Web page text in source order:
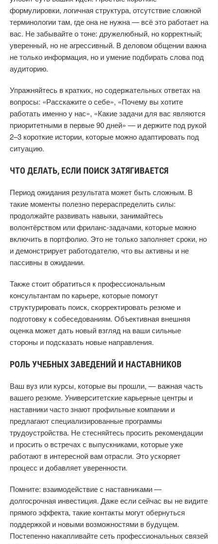
формулировки, логичная структура, отсутствие сложной
терминологии там, где она не нужна — всё это работает на
вас. Не забывайте о тоне: дружелюбный, но корректный;
уверенный, но не агрессивный. В деловом общении важна
не только информация, но и умение подбирать слова под
аудиторию.
Упражняйтесь в кратких, но содержательных ответах на
вопросы: «Расскажите о себе», «Почему вы хотите
работать именно у нас», «Какие задачи для вас являются
приоритетными в первые 90 дней» — и держите под рукой
2–3 короткие истории, которые можно адаптировать под
ситуацию.
ЧТО ДЕЛАТЬ, ЕСЛИ ПОИСК ЗАТЯГИВАЕТСЯ
Период ожидания результата может быть сложным. В
такие моменты полезно перераспределить силы:
продолжайте развивать навыки, занимайтесь
волонтёрством или фриланс‑задачами, которые можно
включить в портфолио. Это не только заполняет сроки, но
и демонстрирует работодателю, что вы активны и не
пассивны в ожидании.
Также стоит обратиться к профессиональным
консультантам по карьере, которые помогут
структурировать поиск, скорректировать резюме и
подготовку к собеседованиям. Объективная внешняя
оценка может дать новый взгляд на ваши сильные
стороны и подсказать новые направления.
РОЛЬ УЧЕБНЫХ ЗАВЕДЕНИЙ И НАСТАВНИКОВ
Ваш вуз или курсы, которые вы прошли, — важная часть
вашего резюме. Университетские карьерные центры и
наставники часто знают профильные компании и
предлагают специализированные программы
трудоустройства. Не стесняйтесь просить рекомендации
и просить о встречах с выпускниками, которые уже
работают в интересной вам отрасли. Это ускоряет
процесс и добавляет уверенности.
Помните: взаимодействие с наставниками —
долгосрочная инвестиция. Даже если сейчас вы не видите
прямого эффекта, такие контакты могут обернуться
поддержкой и новыми возможностями в будущем.
Постепенно накапливайте сеть профессиональных связей